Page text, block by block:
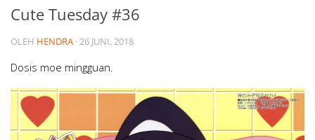
Cute Tuesday #36
OLEH HENDRA ·26 JUNI, 2018
Dosis moe mingguan.